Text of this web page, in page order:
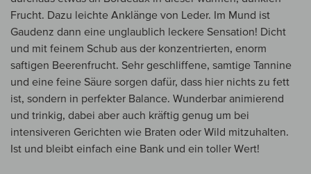
Frucht. Dazu leichte Anklänge von Leder. Im Mund ist
Gaudenz dann eine unglaublich leckere Sensation! Dicht
und mit feinem Schub aus der konzentrierten, enorm
saftigen Beerenfrucht. Sehr geschliffene, samtige Tannine
und eine feine Säure sorgen dafür, dass hier nichts zu fett
ist, sondern in perfekter Balance. Wunderbar animierend
und trinkig, dabei aber auch kräftig genug um bei
intensiveren Gerichten wie Braten oder Wild mitzuhalten.
Ist und bleibt einfach eine Bank und ein toller Wert!